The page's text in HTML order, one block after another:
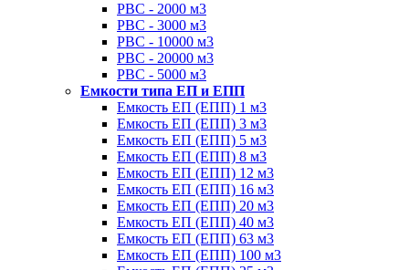
РВС - 2000 м3
РВС - 3000 м3
РВС - 10000 м3
РВС - 20000 м3
РВС - 5000 м3
Емкости типа ЕП и ЕПП
Емкость ЕП (ЕПП) 1 м3
Емкость ЕП (ЕПП) 3 м3
Емкость ЕП (ЕПП) 5 м3
Емкость ЕП (ЕПП) 8 м3
Емкость ЕП (ЕПП) 12 м3
Емкость ЕП (ЕПП) 16 м3
Емкость ЕП (ЕПП) 20 м3
Емкость ЕП (ЕПП) 40 м3
Емкость ЕП (ЕПП) 63 м3
Емкость ЕП (ЕПП) 100 м3